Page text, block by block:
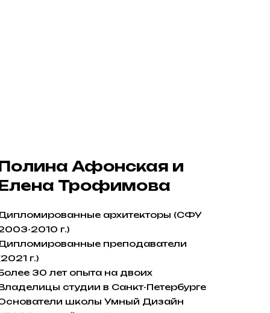
Афонская и
Трофимова
архитекторы (СФУ
2010 г.)
преподаватели
г.)
30 лет опыта на двоих
студии в Санкт-Петербурге
школы Умный Дизайн